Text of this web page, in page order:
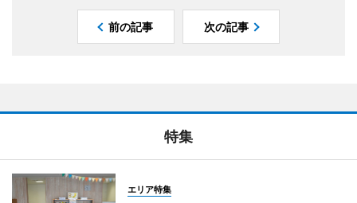
前の記事 次の記事
特集
エリア特集